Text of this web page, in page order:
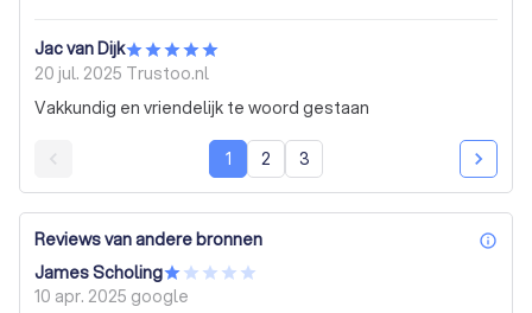
Jac van Dijk
20 jul. 2025 Trustoo.nl
Vakkundig en vriendelijk te woord gestaan
1 2 3
Reviews van andere bronnen
James Scholing
10 apr. 2025 google